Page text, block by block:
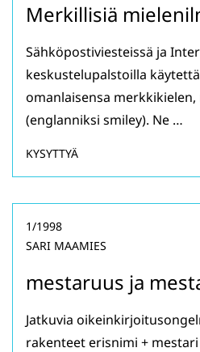
Merkillisiä
Sähköpostiviesteissä ja
keskustelupalstoilla
omanlaisensa
(englanniksi smiley). Ne …
KYSYTTYÄ
mestaruus ja
1/1998
SARI MAAMIES
Jatkuvia
rakenteet erisnimi +